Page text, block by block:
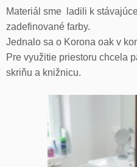
Materiál sme ladili k
zadefinované farby.
Jednalo sa o Korona oak v
Pre využitie priestoru chcela
skriňu a knižnicu.